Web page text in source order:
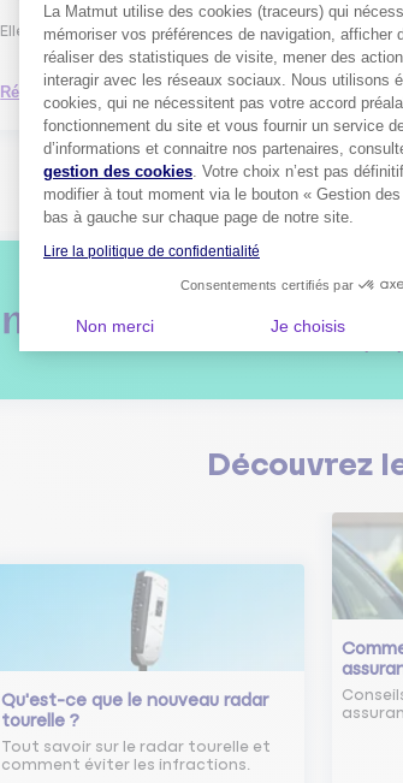
Elle est tout de même imposante mais facile à garer
Répondre 0
Plus de
confiance.
Découvrez
Qu'est-ce que le nouveau radar
tourelle ?
Tout savoir sur le radar tourelle et
comment éviter les infractions.
La Matmut utilise des cookies (traceurs) qui
mémoriser vos préférences de navigation, afficher
réaliser des statistiques de visite, mener des
interagir avec les réseaux sociaux. Nous utilisons
cookies, qui ne nécessitent pas votre accord
fonctionnement du site et vous fournir un service
d’informations et connaitre nos partenaires,
gestion des cookies. Votre choix n’est pas
modifier à tout moment via le bouton « Gestion
bas à gauche sur chaque page de notre site.
Lire la politique de confidentialité
Consentements certifiés par
Non merci Je choisis
Axeptio consent